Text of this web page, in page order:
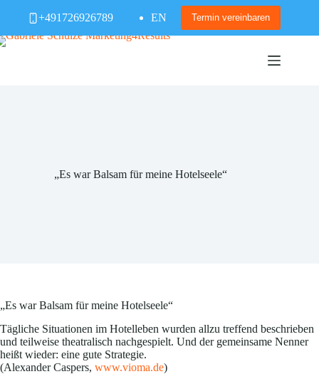
+491726926789 EN Termin vereinbaren
„Es war Balsam für meine Hotelseele“
„Es war Balsam für meine Hotelseele“
Tägliche Situationen im Hotelleben wurden allzu treffend beschrieben
und teilweise theatralisch nachgespielt. Und der gemeinsame Nenner
heißt wieder: eine gute Strategie.
(Alexander Caspers, www.vioma.de)